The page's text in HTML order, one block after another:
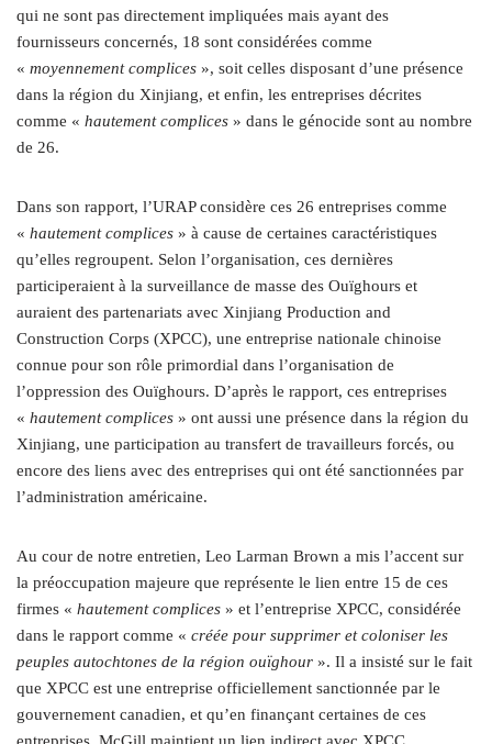
qui ne sont pas directement impliquées mais ayant des
fournisseurs concernés, 18 sont considérées comme
« moyennement complices », soit celles disposant d’une présence
dans la région du Xinjiang, et enfin, les entreprises décrites
comme « hautement complices » dans le génocide sont au nombre
de 26.
Dans son rapport, l’URAP considère ces 26 entreprises comme
« hautement complices » à cause de certaines caractéristiques
qu’elles regroupent. Selon l’organisation, ces dernières
participeraient à la surveillance de masse des Ouïghours et
auraient des partenariats avec Xinjiang Production and
Construction Corps (XPCC), une entreprise nationale chinoise
connue pour son rôle primordial dans l’organisation de
l’oppression des Ouïghours. D’après le rapport, ces entreprises
« hautement complices » ont aussi une présence dans la région du
Xinjiang, une participation au transfert de travailleurs forcés, ou
encore des liens avec des entreprises qui ont été sanctionnées par
l’administration américaine.
Au cour de notre entretien, Leo Larman Brown a mis l’accent sur
la préoccupation majeure que représente le lien entre 15 de ces
firmes « hautement complices » et l’entreprise XPCC, considérée
dans le rapport comme « créée pour supprimer et coloniser les
peuples autochtones de la région ouïghour ». Il a insisté sur le fait
que XPCC est une entreprise officiellement sanctionnée par le
gouvernement canadien, et qu’en finançant certaines de ces